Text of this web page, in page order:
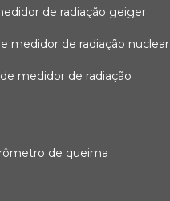
de radiação geiger
medidor de radiação nuclear
de medidor de radiação
de queima